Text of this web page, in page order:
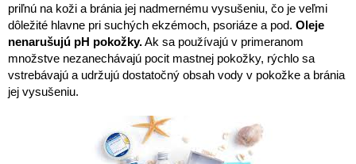
priľnú na koži a bránia jej nadmernému vysušeniu, čo je veľmi
dôležité hlavne pri suchých ekzémoch, psoriáze a pod. Oleje
nenarušujú pH pokožky.Ak sa používajú v primeranom
množstve nezanechávajú pocit mastnej pokožky, rýchlo sa
vstrebávajú a udržujú dostatočný obsah vody v pokožke a bránia
jej vysušeniu.